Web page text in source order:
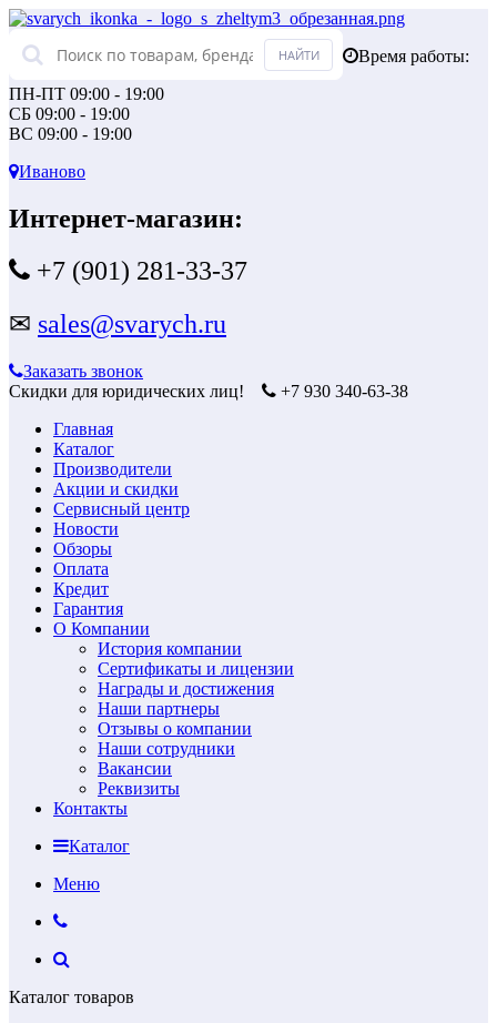
Время работы:
ПН-ПТ 09:00 - 19:00
СБ 09:00 - 19:00
ВС 09:00 - 19:00
Иваново
Интернет-магазин:
+7 (901) 281-33-37
✉ sales@svarych.ru
Заказать звонок
Скидки для юридических лиц!
+7 930 340-63-38
Главная
Каталог
Производители
Акции и скидки
Сервисный центр
Новости
Обзоры
Оплата
Кредит
Гарантия
О Компании
История компании
Сертификаты и лицензии
Награды и достижения
Наши партнеры
Отзывы о компании
Наши сотрудники
Вакансии
Реквизиты
Контакты
Каталог
Меню
Каталог товаров